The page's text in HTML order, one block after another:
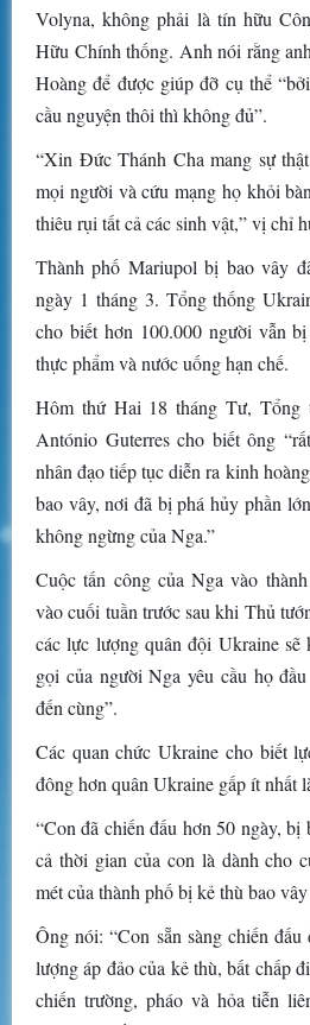
Volyna, không phải là tín hữu
Hữu Chính thống. Anh nói rằng
Hoàng để được giúp đỡ cụ thể
cầu nguyện thôi thì không đủ”.
“Xin Đức Thánh Cha mang sự
mọi người và cứu mạng họ khỏi
thiêu rụi tất cả các sinh vật,” vị chỉ
Thành phố Mariupol bị bao vây
ngày 1 tháng 3. Tổng thống
cho biết hơn 100.000 người vẫn
thực phẩm và nước uống hạn chế.
Hôm thứ Hai 18 tháng Tư,
António Guterres cho biết ông
nhân đạo tiếp tục diễn ra kinh
bao vây, nơi đã bị phá hủy phần
không ngừng của Nga.”
Cuộc tấn công của Nga vào
vào cuối tuần trước sau khi Thủ
các lực lượng quân đội Ukraine
gọi của người Nga yêu cầu họ
đến cùng”.
Các quan chức Ukraine cho biết
đông hơn quân Ukraine gấp ít nhất
“Con đã chiến đấu hơn 50 ngày, bị
cả thời gian của con là dành cho
mét của thành phố bị kẻ thù bao
Ông nói: “Con sẵn sàng chiến
lượng áp đảo của kẻ thù, bất chấp
chiến trường, pháo và hỏa tiễn